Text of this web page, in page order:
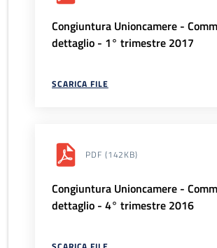
Congiuntura Unioncamere -
dettaglio - 1° trimestre 2017
SCARICA FILE
PDF (142KB)
Congiuntura Unioncamere -
dettaglio - 4° trimestre 2016